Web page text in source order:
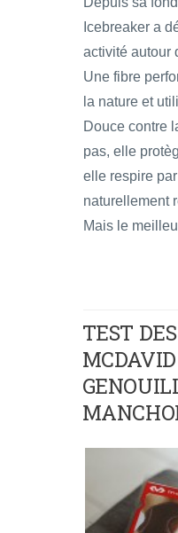
Icebreaker a
activité autour
Une fibre
la nature et
Douce contre
pas, elle
elle respire
naturellement
Mais le
TEST